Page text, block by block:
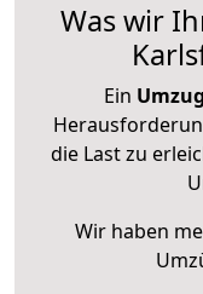
Was wir
Ein Umzug
die Last zu
Wir haben